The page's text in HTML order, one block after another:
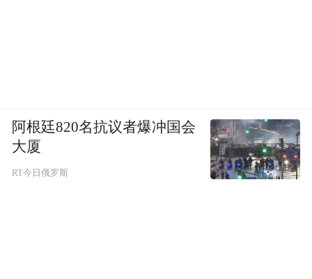
阿根廷820名抗议者爆冲国会
大厦
RT今日俄罗斯